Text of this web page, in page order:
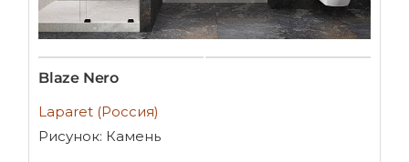
Blaze Nero
Laparet (Россия)
Рисунок: Камень